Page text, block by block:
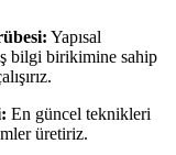
Yapısal
bilgi birikimine sahip
En güncel teknikleri
üretiriz.